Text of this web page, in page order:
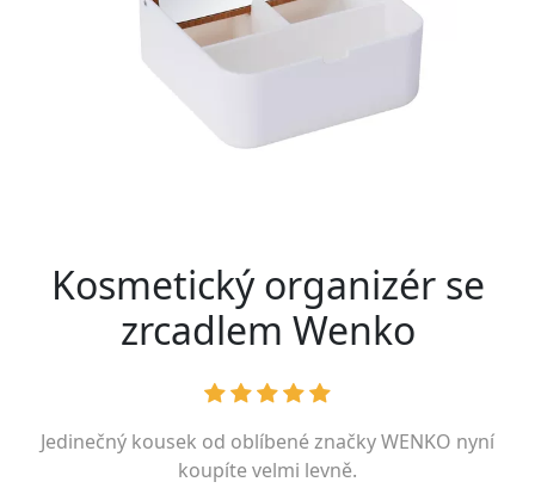
Kosmetický organizér se
zrcadlem Wenko
Jedinečný kousek od oblíbené značkyWENKO nyní
koupíte velmi levně.